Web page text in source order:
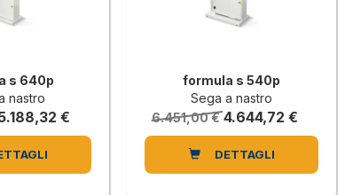
s 640p
nastro
€
formula s 540p
Sega a nastro
6.451,00 € 4.644,72 €
DETTAGLI